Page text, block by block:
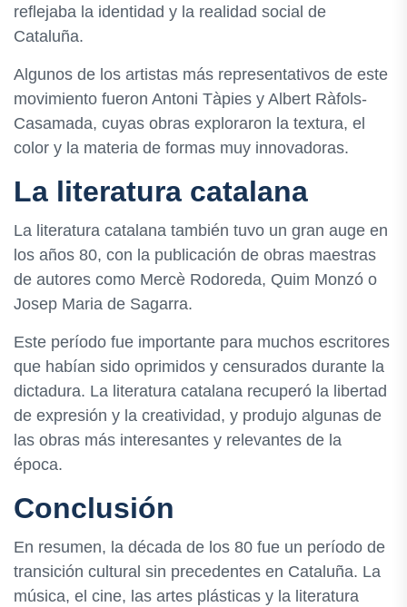
reflejaba la identidad y la realidad social de
Cataluña.
Algunos de los artistas más representativos de este
movimiento fueron Antoni Tàpies y Albert Ràfols-
Casamada, cuyas obras exploraron la textura, el
color y la materia de formas muy innovadoras.
La literatura catalana
La literatura catalana también tuvo un gran auge en
los años 80, con la publicación de obras maestras
de autores como Mercè Rodoreda, Quim Monzó o
Josep Maria de Sagarra.
Este período fue importante para muchos escritores
que habían sido oprimidos y censurados durante la
dictadura. La literatura catalana recuperó la libertad
de expresión y la creatividad, y produjo algunas de
las obras más interesantes y relevantes de la
época.
Conclusión
En resumen, la década de los 80 fue un período de
transición cultural sin precedentes en Cataluña. La
música, el cine, las artes plásticas y la literatura